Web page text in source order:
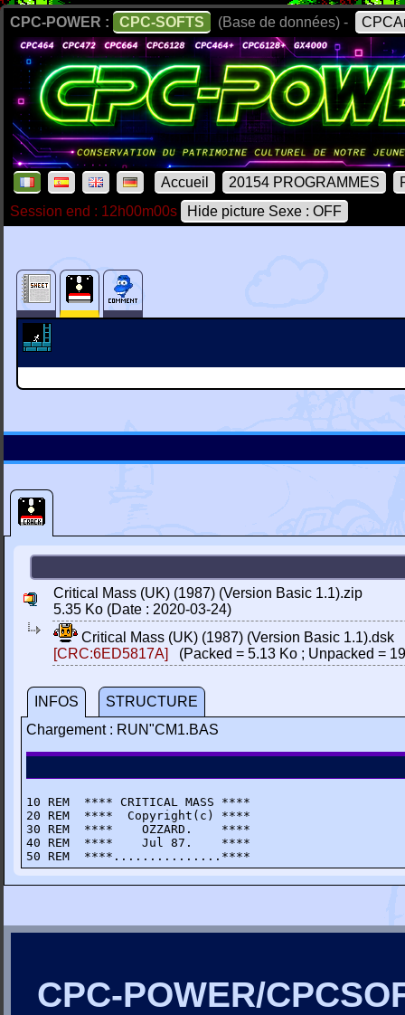
CPC-POWER : CPC-SOFTS (Base de données) -
Accueil 20154 PROGRAMMES
Session end : 12h00m00s
Hide picture Sexe : OFF
Critical Mass (UK) (1987) (Version Basic 1.1).zip
5.35 Ko (Date : 2020-03-24)
Critical Mass (UK) (1987) (Version Basic 1.1).dsk
[CRC:6ED5817A]
(Packed = 5.13 Ko ; Unpacked =
INFOS
STRUCTURE
Chargement : RUN"CM1.BAS
10 REM  **** CRITICAL MASS ****
20 REM  ****  Copyright(c) ****
30 REM  ****    OZZARD.    ****
40 REM  ****    Jul 87.    ****
50 REM  ****...............****
CPC-POWER/